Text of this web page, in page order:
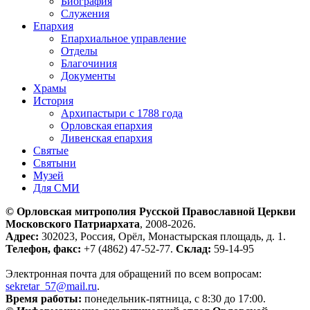
Служения
Епархия
Епархиальное управление
Отделы
Благочиния
Документы
Храмы
История
Архипастыри с 1788 года
Орловская епархия
Ливенская епархия
Святые
Святыни
Музей
Для СМИ
© Орловская митрополия Русской Православной Церкви
Московского Патриархата, 2008-2026.
Адрес: 302023, Россия, Орёл, Монастырская площадь, д. 1.
Телефон, факс: +7 (4862) 47-52-77. Склад: 59-14-95
Электронная почта для обращений по всем вопросам:
sekretar_57@mail.ru.
Время работы: понедельник-пятница, с 8:30 до 17:00.